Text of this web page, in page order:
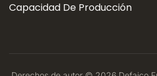
Capacidad De Producción